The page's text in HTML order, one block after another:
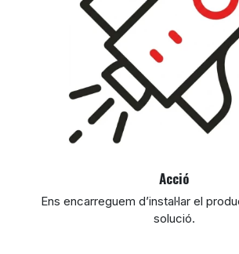
Acció
Ens encarreguem d’instal·lar el
solució.